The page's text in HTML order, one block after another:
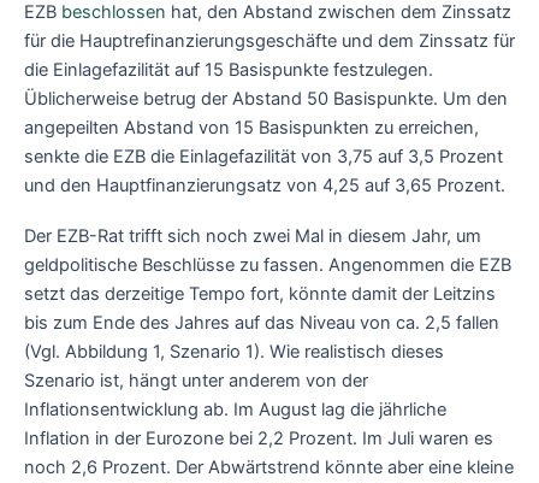
EZB beschlossen hat, den Abstand zwischen dem Zinssatz
für die Hauptrefinanzierungsgeschäfte und dem Zinssatz für
die Einlagefazilität auf 15 Basispunkte festzulegen.
Üblicherweise betrug der Abstand 50 Basispunkte. Um den
angepeilten Abstand von 15 Basispunkten zu erreichen,
senkte die EZB die Einlagefazilität von 3,75 auf 3,5 Prozent
und den Hauptfinanzierungsatz von 4,25 auf 3,65 Prozent.
Der EZB-Rat trifft sich noch zwei Mal in diesem Jahr, um
geldpolitische Beschlüsse zu fassen. Angenommen die EZB
setzt das derzeitige Tempo fort, könnte damit der Leitzins
bis zum Ende des Jahres auf das Niveau von ca. 2,5 fallen
(Vgl. Abbildung 1, Szenario 1). Wie realistisch dieses
Szenario ist, hängt unter anderem von der
Inflationsentwicklung ab. Im August lag die jährliche
Inflation in der Eurozone bei 2,2 Prozent. Im Juli waren es
noch 2,6 Prozent. Der Abwärtstrend könnte aber eine kleine